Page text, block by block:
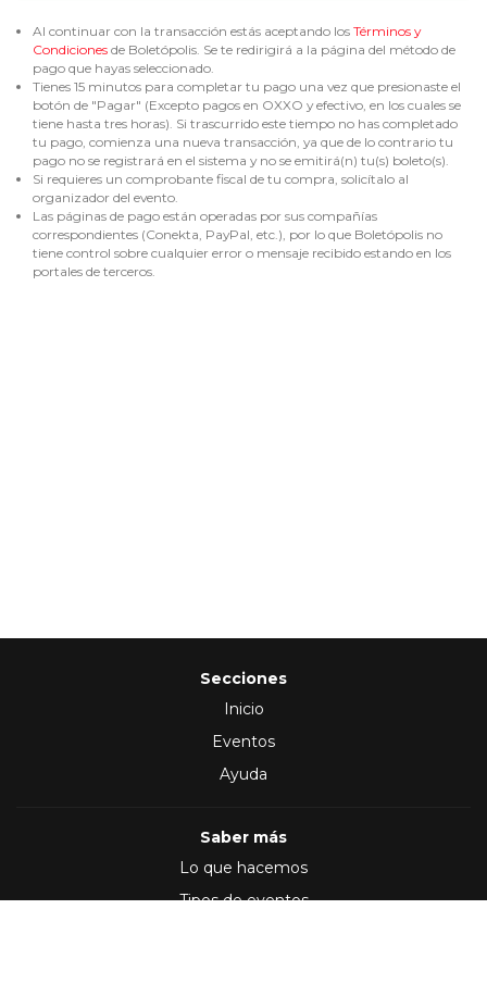
Al continuar con la transacción estás aceptando los Términos y
Condiciones de Boletópolis. Se te redirigirá a la página del método de
pago que hayas seleccionado.
Tienes 15 minutos para completar tu pago una vez que presionaste el
botón de "Pagar" (Excepto pagos en OXXO y efectivo, en los cuales se
tiene hasta tres horas). Si trascurrido este tiempo no has completado
tu pago, comienza una nueva transacción, ya que de lo contrario tu
pago no se registrará en el sistema y no se emitirá(n) tu(s) boleto(s).
Si requieres un comprobante fiscal de tu compra, solicítalo al
organizador del evento.
Las páginas de pago están operadas por sus compañías
correspondientes (Conekta, PayPal, etc.), por lo que Boletópolis no
tiene control sobre cualquier error o mensaje recibido estando en los
portales de terceros.
Secciones
Inicio
Eventos
Ayuda
Saber más
Lo que hacemos
Tipos de eventos